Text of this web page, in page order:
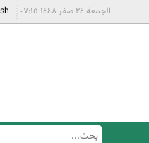
الجمعة ٢٤ صفر ١٤٤٨ ٠٧:١٥